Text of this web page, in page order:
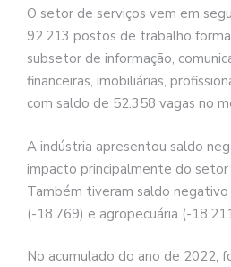
O setor de serviços vem em
92.213 postos de trabalho
subsetor de informação,
financeiras, imobiliárias,
com saldo de 52.358 vagas no
A indústria apresentou saldo
impacto principalmente do setor
Também tiveram saldo
(-18.769) e agropecuária (-
No acumulado do ano de 2022,